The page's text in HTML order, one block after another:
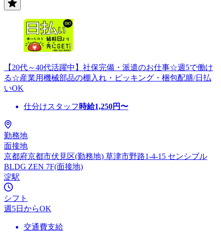
【20代～40代活躍中】社保完備・派遣のお仕事☆週5で働け
る☆産業用機械部品の棚入れ・ピッキング・梱包配膳/日払
いOK
仕分けスタッフ 時給1,250円〜
勤務地
面接地
京都府京都市伏見区(勤務地) 草津市野路1-4-15 センシブル
BLDG ZEN 7F(面接地)
淀駅
シフト
週5日からOK
交通費支給